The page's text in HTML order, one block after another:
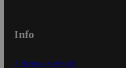
Info
S-Business yrityksille